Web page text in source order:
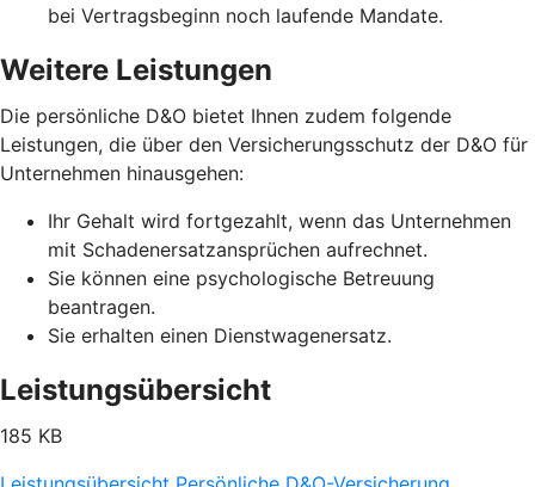
bei Vertragsbeginn noch laufende Mandate.
Weitere Leistungen
Die persönliche D&O bietet Ihnen zudem folgende
Leistungen, die über den Versicherungsschutz der D&O für
Unternehmen hinausgehen:
Ihr Gehalt wird fortgezahlt, wenn das Unternehmen
mit Schadenersatzansprüchen aufrechnet.
Sie können eine psychologische Betreuung
beantragen.
Sie erhalten einen Dienstwagenersatz.
Leistungsübersicht
185 KB